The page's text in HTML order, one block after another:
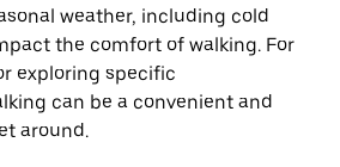
weather, including cold
the comfort of walking. For
exploring specific
can be a convenient and
around.